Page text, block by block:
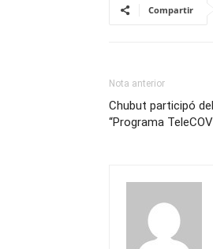
Compartir
Nota anterior
Chubut participó
“Programa